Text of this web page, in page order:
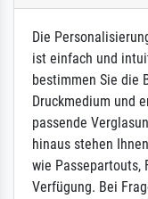
Die
ist einfach und
bestimmen Sie die
Druckmedium und
passende
hinaus stehen
wie Passepartouts,
Verfügung. Bei